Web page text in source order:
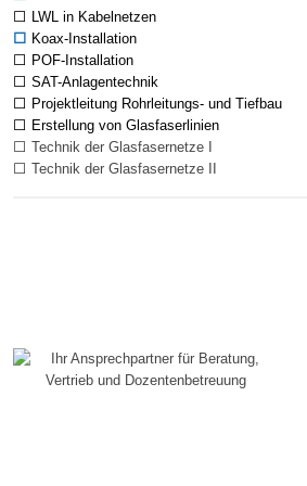
⬜ LWL in Kabelnetzen
⬜ Koax-Installation
⬜ POF-Installation
⬜ SAT-Anlagentechnik
⬜ Projektleitung Rohrleitungs- und Tiefbau
⬜ Erstellung von Glasfaserlinien
⬜ Technik der Glasfasernetze I
⬜ Technik der Glasfasernetze II